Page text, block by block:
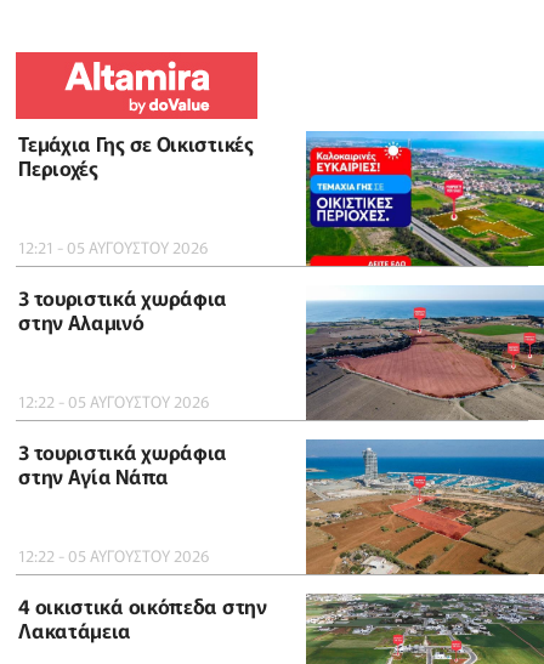
Τεμάχια Γης σε Οικιστικές
Περιοχές
12:21 - 05 ΑΥΓΟΥΣΤΟΥ 2026
3 τουριστικά χωράφια
στην Αλαμινό
12:22 - 05 ΑΥΓΟΥΣΤΟΥ 2026
3 τουριστικά χωράφια
στην Αγία Νάπα
12:22 - 05 ΑΥΓΟΥΣΤΟΥ 2026
4 οικιστικά οικόπεδα στην
Λακατάμεια